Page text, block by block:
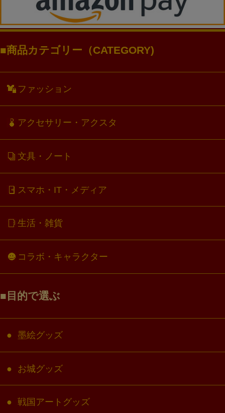
商品カテゴリー（CATEGORY)
ファッション
アクセサリー・アクスタ
文具・ノート
スマホ・IT・メディア
生活・雑貨
コラボ・キャラクター
目的で選ぶ
墨絵グッズ
お城グッズ
戦国アートグッズ